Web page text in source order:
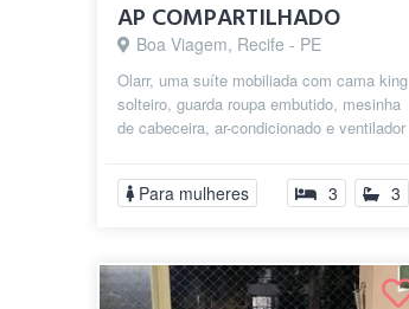
AP COMPARTILHADO
Boa Viagem, Recife - PE
Olarr, uma suíte mobiliada com cama king
solteiro, guarda roupa embutido, mesinha
de cabeceira, ar-condicionado e ventilador
Para mulheres 3 3